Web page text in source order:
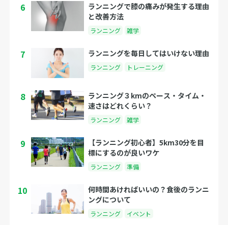
6
ランニングで膝の痛みが発生する理由
と改善方法
ランニング 雑学
7 ランニングを毎日してはいけない理由
ランニング トレーニング
8
ランニング３kmのペース・タイム・
速さはどれくらい？
ランニング 雑学
9
【ランニング初心者】5km30分を目
標にするのが良いワケ
ランニング 準備
10
何時間あければいいの？食後のランニ
ングについて
ランニング イベント